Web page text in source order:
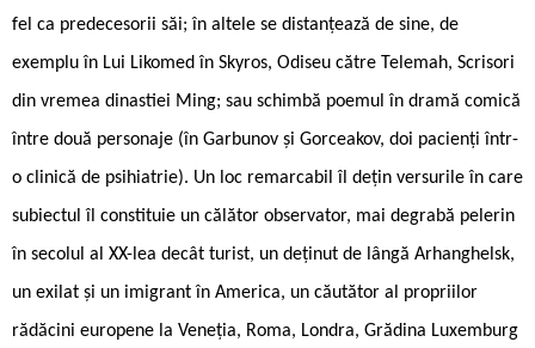
fel ca predecesorii săi; în altele se distanțează de sine, de
exemplu în Lui Likomed în Skyros, Odiseu către Telemah, Scrisori
din vremea dinastiei Ming; sau schimbă poemul în dramă comică
între două personaje (în Garbunov și Gorceakov, doi pacienți într-
o clinică de psihiatrie). Un loc remarcabil îl dețin versurile în care
subiectul îl constituie un călător observator, mai degrabă pelerin
în secolul al XX-lea decât turist, un deținut de lângă Arhanghelsk,
un exilat și un imigrant în America, un căutător al propriilor
rădăcini europene la Veneția, Roma, Londra, Grădina Luxemburg